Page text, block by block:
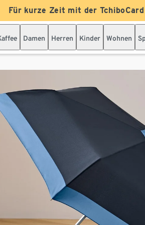
Für kurze Zeit mit der
Damen Herren Kinder Wohnen